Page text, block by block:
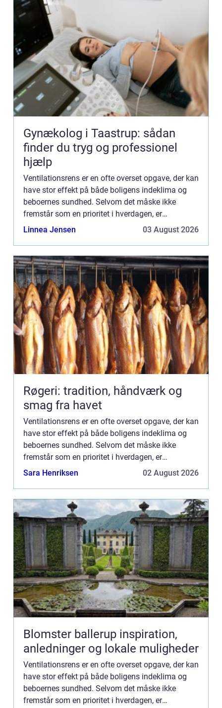
Gynækolog i Taastrup: sådan
finder du tryg og professionel
hjælp
Ventilationsrens er en ofte overset opgave, der kan
have stor effekt på både boligens indeklima og
beboernes sundhed. Selvom det måske ikke
fremstår som en prioritet i hverdagen, er
regelmæssig rengøring af ventil...
Linnea Jensen 03 August 2026
Røgeri: tradition, håndværk og
smag fra havet
Ventilationsrens er en ofte overset opgave, der kan
have stor effekt på både boligens indeklima og
beboernes sundhed. Selvom det måske ikke
fremstår som en prioritet i hverdagen, er
regelmæssig rengøring af ventil...
Sara Henriksen 02 August 2026
Blomster ballerup inspiration,
anledninger og lokale muligheder
Ventilationsrens er en ofte overset opgave, der kan
have stor effekt på både boligens indeklima og
beboernes sundhed. Selvom det måske ikke
fremstår som en prioritet i hverdagen, er